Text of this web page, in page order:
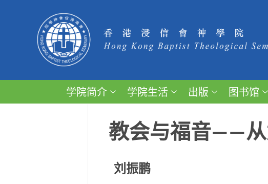
学院简介 学院生活 出版 图书馆
教会与福音——从
刘振鹏